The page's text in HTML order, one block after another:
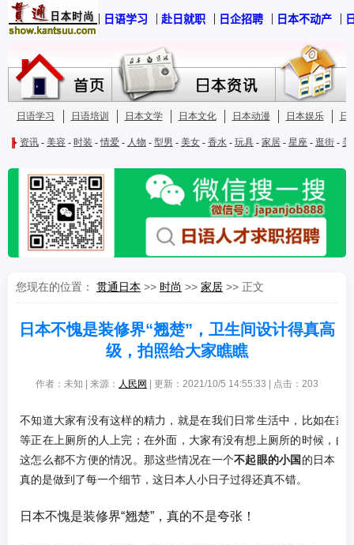
您现在的位置： 贯通日本 >> 时尚 >> 家居 >> 正文
日本不愧是装修界“翘楚”，卫生间设计得真高
级，拍照给大家瞧瞧
作者：未知 | 来源： 人民网 | 更新：2021/10/5 14:55:33 | 点击： 203
不知道大家有没有这样的精力，就是在我们日常生活中，比如在家
等正在上厕所的人上完；在外面，大家有没有想上厕所的时候，由
这怎么都不方便的情况。那这些情况在一个不起眼的小国 的日本，
真的是做到了每一个细节，这日本人小日子过得还真不错。
日本不愧是装修界“翘楚”，真的不是夸张！